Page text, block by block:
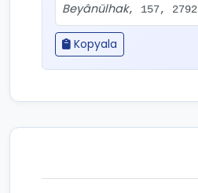
Beyânülhak, 157, 2792
Kopyala